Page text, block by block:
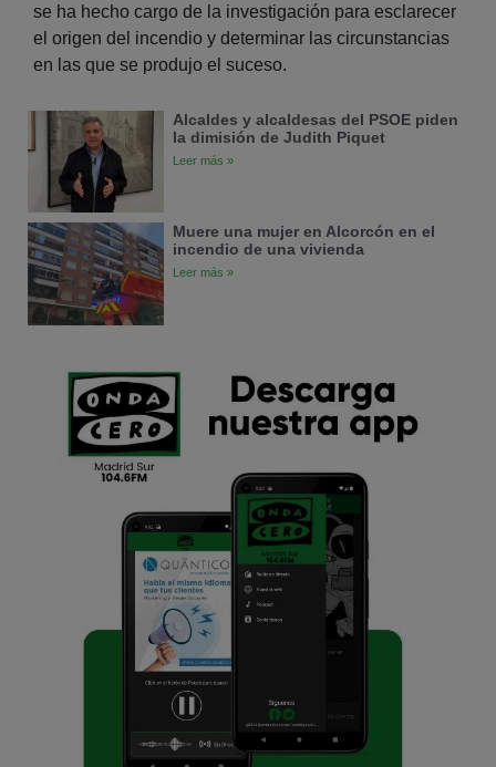
se ha hecho cargo de la investigación para esclarecer
el origen del incendio y determinar las circunstancias
en las que se produjo el suceso.
Alcaldes y alcaldesas del PSOE piden
la dimisión de Judith Piquet
Leer más »
Muere una mujer en Alcorcón en el
incendio de una vivienda
Leer más »